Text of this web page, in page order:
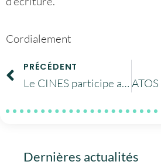
Cordialement
PRÉCÉDENT
Le CINES participe aux PDF Days Europe 2015
Dernières actualités